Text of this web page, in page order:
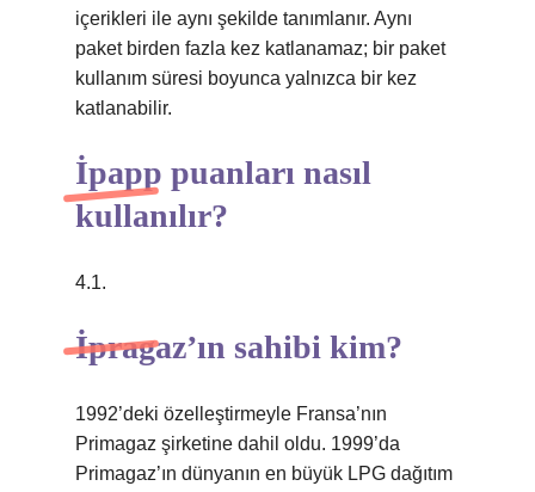
içerikleri ile aynı şekilde tanımlanır. Aynı
paket birden fazla kez katlanamaz; bir paket
kullanım süresi boyunca yalnızca bir kez
katlanabilir.
İpapp puanları nasıl
kullanılır?
4.1.
İpragaz’ın sahibi kim?
1992’deki özelleştirmeyle Fransa’nın
Primagaz şirketine dahil oldu. 1999’da
Primagaz’ın dünyanın en büyük LPG dağıtım